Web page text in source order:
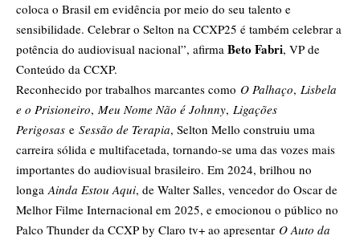
coloca o Brasil em evidência por meio do seu talento e
sensibilidade. Celebrar o Selton na CCXP25 é também celebrar a
potência do audiovisual nacional”, afirma Beto Fabri, VP de
Conteúdo da CCXP.
Reconhecido por trabalhos marcantes como O Palhaço, Lisbela
e o Prisioneiro, Meu Nome Não é Johnny, Ligações
Perigosas e Sessão de Terapia, Selton Mello construiu uma
carreira sólida e multifacetada, tornando-se uma das vozes mais
importantes do audiovisual brasileiro. Em 2024, brilhou no
longaAinda Estou Aqui, de Walter Salles, vencedor do Oscar de
Melhor Filme Internacional em 2025, e emocionou o público no
Palco Thunder da CCXP by Claro tv+ ao apresentar O Auto da